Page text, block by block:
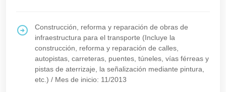
Construcción, reforma y reparación de obras de
infraestructura para el transporte (Incluye la
construcción, reforma y reparación de calles,
autopistas, carreteras, puentes, túneles, vías férreas y
pistas de aterrizaje, la señalización mediante pintura,
etc.) / Mes de inicio: 11/2013